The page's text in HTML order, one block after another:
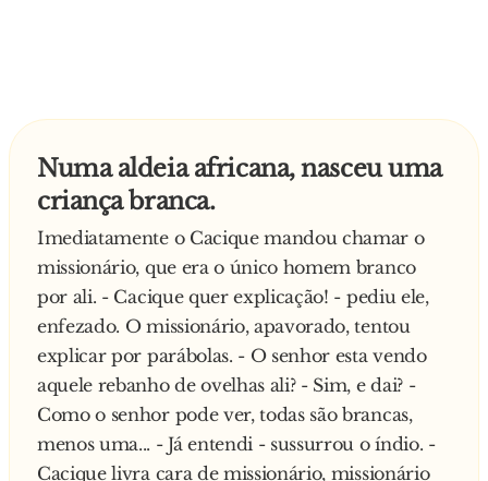
- Como assim? - Interrompe a apresentadora,
começando a ficar confusa.
- Um belo dia... - recomeça o pianista - ...eu
estava lá no "monte" tomando conta do meu
rebanho de ovelhas, quando vejo uma mulher
já idosa carregando um enorme feixe de lenha.
O fardo era tão pesado que a velha quase não
conseguia andar. Corri na direcção dela e
retirei-lhe aquele peso enorme dos ombros, tal
foi a pena que tive da velhota. Comprometi-me
a levar-lhe o feixe de lenha até onde ela
Numa aldeia africana, nasceu uma
criança branca.
Imediatamente o Cacique mandou chamar o
missionário, que era o único homem branco
por ali. - Cacique quer explicação! - pediu ele,
enfezado. O missionário, apavorado, tentou
explicar por parábolas. - O senhor esta vendo
aquele rebanho de ovelhas ali? - Sim, e dai? -
Como o senhor pode ver, todas são brancas,
menos uma... - Já entendi - sussurrou o índio. -
Cacique livra cara de missionário, missionário